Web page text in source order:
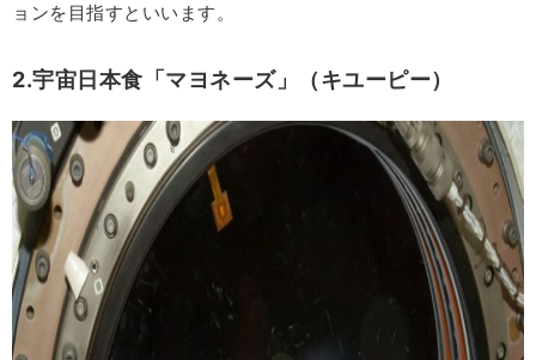
ョンを目指すといいます。
2.宇宙日本食「マヨネーズ」（キユーピー）